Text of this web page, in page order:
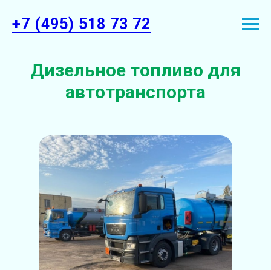
+7 (495) 518 73 72
Дизельное топливо для
автотранспорта